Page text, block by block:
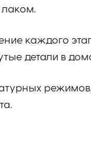
каждого
детали в